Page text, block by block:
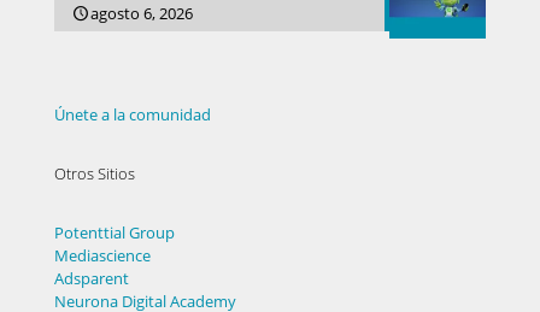
agosto 6, 2026
Únete a la comunidad
Otros Sitios
Potenttial Group
Mediascience
Adsparent
Neurona Digital Academy